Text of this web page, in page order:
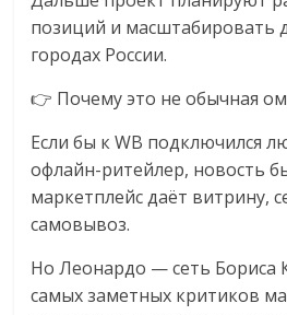
меняет
жизнь
обсудить
изменения
читателем.
позиций и масштабировать
городах России.
👉 Почему это не обычная
Если бы к WB подключился
офлайн-ритейлер, новость
маркетплейс даёт витрину,
самовывоз.
Но Леонардо — сеть Бориса
самых заметных критиков